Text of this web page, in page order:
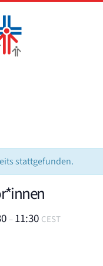
stattgefunden.
–11:30 CEST